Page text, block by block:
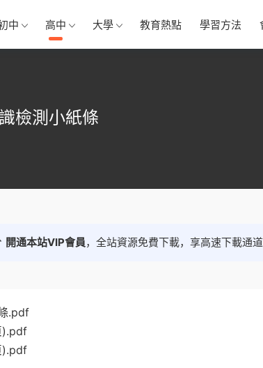
中 高中 大學 教育熱點 學習方法
檢測小紙條
開通本站VIP會員，全站資源免費下載，享高速下載通
.pdf
).pdf
).pdf